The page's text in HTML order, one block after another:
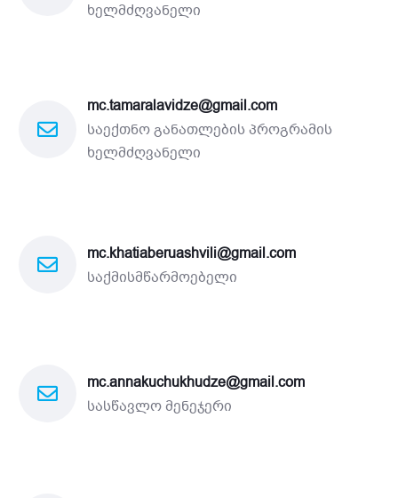
ხელმძღვანელი
mc.tamaralavidze@gmail.com
საექთნო განათლების პროგრამის
ხელმძღვანელი
mc.khatiaberuashvili@gmail.com
საქმისმწარმოებელი
mc.annakuchukhudze@gmail.com
სასწავლო მენეჯერი